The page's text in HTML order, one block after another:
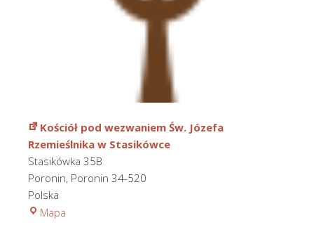
Kościół pod wezwaniem Św. Józefa
Rzemieślnika w Stasikówce
Stasikówka 35B
Poronin, Poronin 34-520
Polska
Mapa